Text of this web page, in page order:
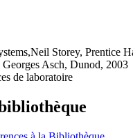
Storey, Prentice
Asch, Dunod, 2003
de laboratoire